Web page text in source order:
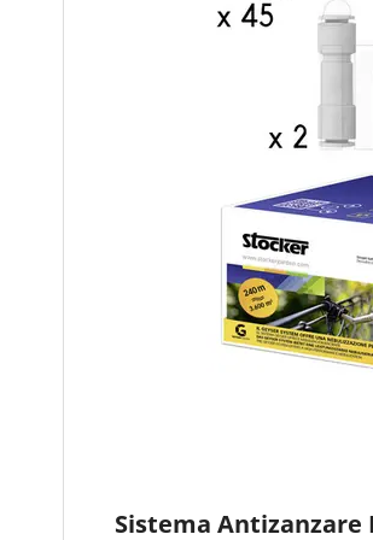
Sistema Antizanzare